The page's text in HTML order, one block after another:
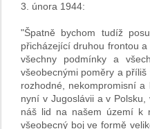
3. února 1944:
"Špatně bychom tudíž
přicházející druhou frontou
všechny podmínky a
všeobecnými poměry a
rozhodné, nekompromisní
nyní v Jugoslávii a v
náš lid na našem území k
všeobecný boj ve formě